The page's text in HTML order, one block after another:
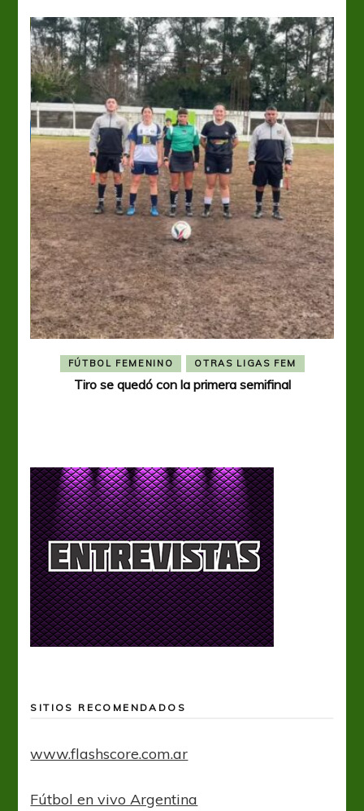
FÚTBOL FEMENINO OTRAS LIGAS FEM
Tiro se quedó con la primera semifinal
SITIOS RECOMENDADOS
www.flashscore.com.ar
Fútbol en vivo Argentina